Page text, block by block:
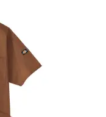
イプは、かぶるタイプに
いのも特徴です。●2重仕
きる便利な2重仕様のポ
インナーカラーが折り返